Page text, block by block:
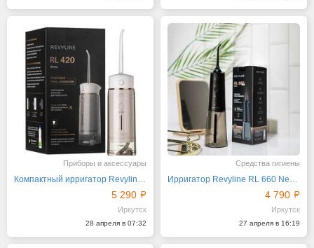
Приборы и аксессуары
Компактный ирригатор Revyline RL 420, белый
5 290
Иркутск
28 апреля в 07:32
Средства гигиены
Ирригатор Revyline RL 660 New, черный
4 790
Иркутск
27 апреля в 16:19